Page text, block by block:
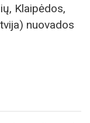
Klaipėdos,
nuovados